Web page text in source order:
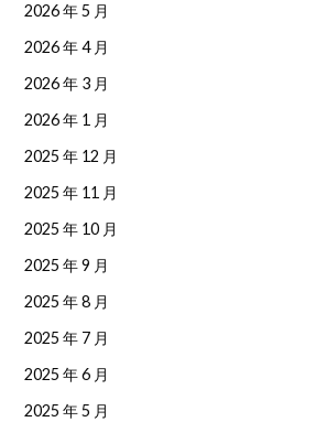
2026 年 5 月
2026 年 4 月
2026 年 3 月
2026 年 1 月
2025 年 12 月
2025 年 11 月
2025 年 10 月
2025 年 9 月
2025 年 8 月
2025 年 7 月
2025 年 6 月
2025 年 5 月